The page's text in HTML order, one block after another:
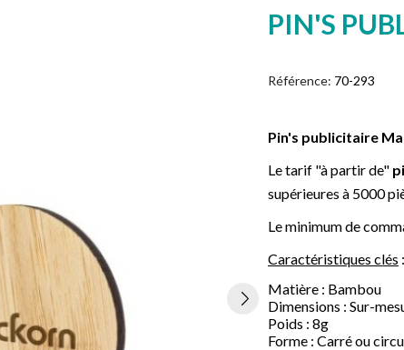
PIN'S
Référence: 70-293
Pin's publicitaire
Le tarif "à partir de"
supérieures à 5000
Le minimum de
Caractéristiques clés :
Matière : Bambou
Dimensions : Sur-
Poids : 8g
Forme : Carré ou